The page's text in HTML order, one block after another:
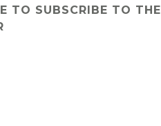
TO SUBSCRIBE TO THE